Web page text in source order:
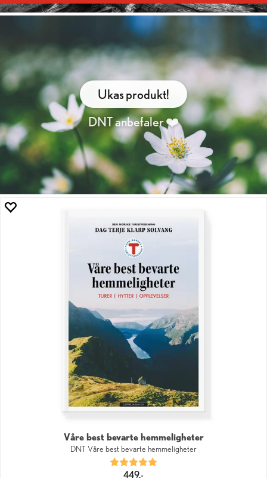
Ukas produkt!
DNT anbefaler ❤️
Våre best bevarte hemmeligheter
DNT Våre best bevarte hemmeligheter
Karakter:
449,-